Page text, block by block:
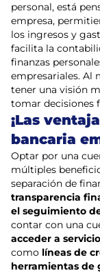
personal, está
empresa,
los ingresos y
facilita la
finanzas
empresariales. Al
tener una visión
tomar decisiones
¡Las
bancaria
Optar por una
múltiples
separación de
transparencia
el seguimiento
contar con una
acceder a
como líneas de
herramientas de